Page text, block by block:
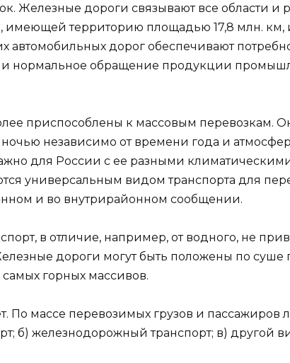
Железные дороги связывают все области и
имеющей территорию площадью 17,8 млн. км,
автомобильных дорог обеспечивают
и нормальное обращение продукции
приспособлены к массовым перевозкам.
независимо от времени года и
для России с ее разными
универсальным видом транспорта для
и во внутрирайонном сообщении.
в отличие, например, от водного, не
дороги могут быть положены по суше
горных массивов.
По массе перевозимых грузов и пассажиров
б) железнодорожный транспорт; в) другой